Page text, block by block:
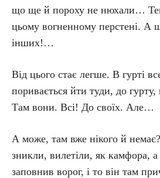
що ще й пороху не нюхали…
цьому вогненному перстені. А
інших!…
Від цього стає легше. В гурті
поривається йти туди, до
Там вони. Всі! До своїх. Але…
А може, там вже нікого й
зникли, вилетіли, як камфора, а
заповнив ворог, і то він там